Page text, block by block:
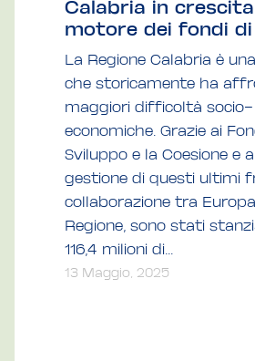
Calabria in
motore dei fondi di
La Regione Calabria è
che storicamente ha
maggiori difficoltà socio-
economiche. Grazie ai
Sviluppo e la Coesione e
gestione di questi ultimi
collaborazione tra
Regione, sono stati
116,4 milioni di...
13 Maggio, 2025